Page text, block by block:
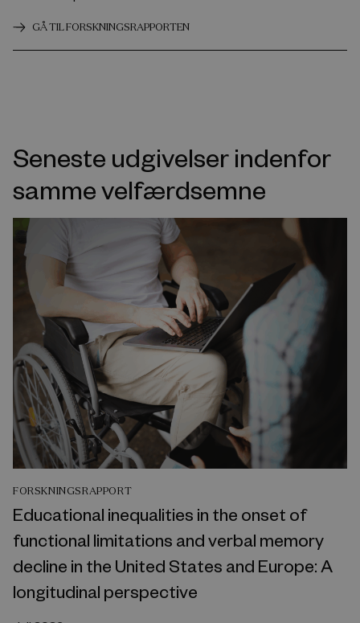
GÅ TIL FORSKNINGSRAPPORTEN
Seneste udgivelser indenfor
samme velfærdsemne
FORSKNINGSRAPPORT
Educational inequalities in the onset of
functional limitations and verbal memory
decline in the United States and Europe: A
longitudinal perspective